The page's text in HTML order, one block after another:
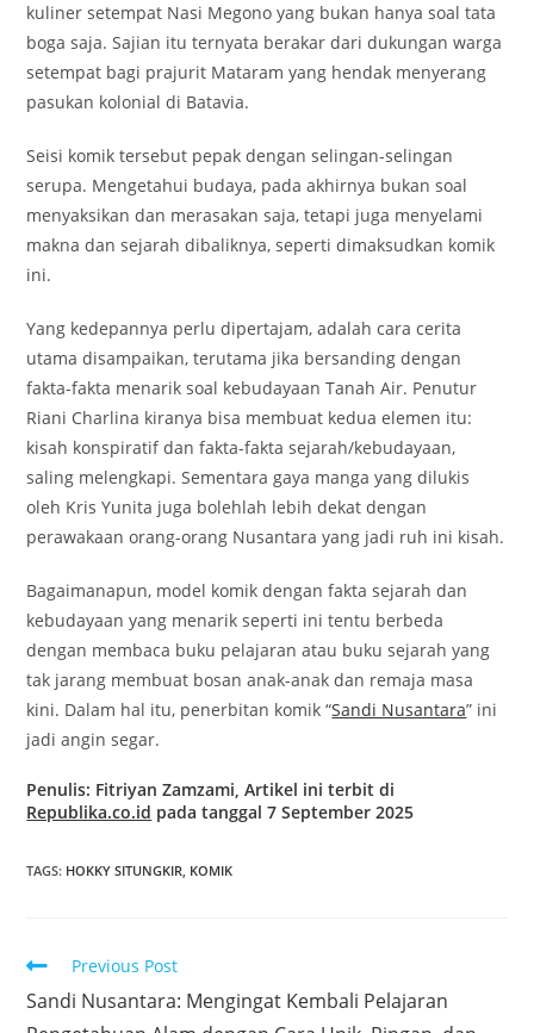
kuliner setempat Nasi Megono yang bukan hanya soal tata
boga saja. Sajian itu ternyata berakar dari dukungan warga
setempat bagi prajurit Mataram yang hendak menyerang
pasukan kolonial di Batavia.
Seisi komik tersebut pepak dengan selingan-selingan
serupa. Mengetahui budaya, pada akhirnya bukan soal
menyaksikan dan merasakan saja, tetapi juga menyelami
makna dan sejarah dibaliknya, seperti dimaksudkan komik
ini.
Yang kedepannya perlu dipertajam, adalah cara cerita
utama disampaikan, terutama jika bersanding dengan
fakta-fakta menarik soal kebudayaan Tanah Air. Penutur
Riani Charlina kiranya bisa membuat kedua elemen itu:
kisah konspiratif dan fakta-fakta sejarah/kebudayaan,
saling melengkapi. Sementara gaya manga yang dilukis
oleh Kris Yunita juga bolehlah lebih dekat dengan
perawakaan orang-orang Nusantara yang jadi ruh ini kisah.
Bagaimanapun, model komik dengan fakta sejarah dan
kebudayaan yang menarik seperti ini tentu berbeda
dengan membaca buku pelajaran atau buku sejarah yang
tak jarang membuat bosan anak-anak dan remaja masa
kini. Dalam hal itu, penerbitan komik “Sandi Nusantara” ini
jadi angin segar.
Penulis: Fitriyan Zamzami, Artikel ini terbit di
Republika.co.id pada tanggal 7 September 2025
TAGS: HOKKY SITUNGKIR, KOMIK
Previous Post
Sandi Nusantara: Mengingat Kembali Pelajaran